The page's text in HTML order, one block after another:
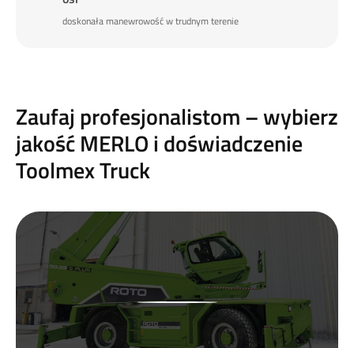
doskonała manewrowość w trudnym terenie
Zaufaj profesjonalistom – wybierz
jakość MERLO i doświadczenie
Toolmex Truck